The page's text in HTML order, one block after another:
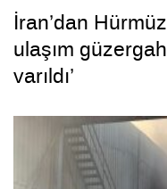
İran’dan
ulaşım
varıldı’